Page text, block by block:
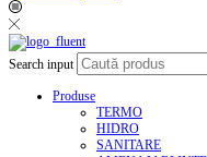
Search input
Produse
TERMO
HIDRO
SANITARE